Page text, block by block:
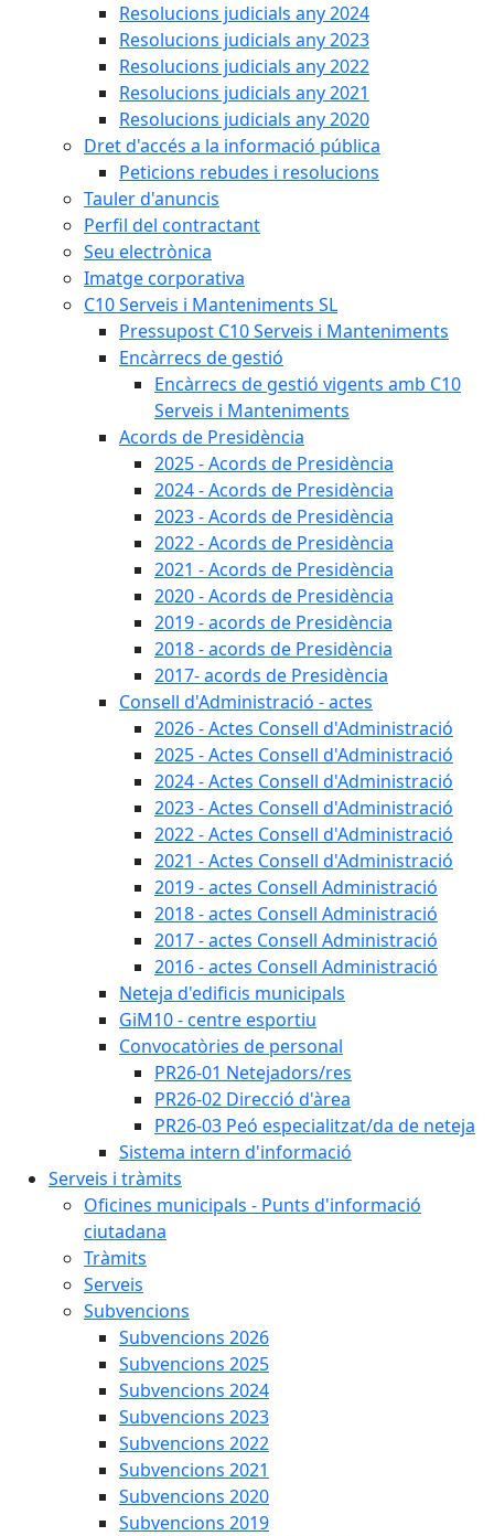
Resolucions judicials any 2024
Resolucions judicials any 2023
Resolucions judicials any 2022
Resolucions judicials any 2021
Resolucions judicials any 2020
Dret d'accés a la informació pública
Peticions rebudes i resolucions
Tauler d'anuncis
Perfil del contractant
Seu electrònica
Imatge corporativa
C10 Serveis i Manteniments SL
Pressupost C10 Serveis i Manteniments
Encàrrecs de gestió
Encàrrecs de gestió vigents amb C10
Serveis i Manteniments
Acords de Presidència
2025 - Acords de Presidència
2024 - Acords de Presidència
2023 - Acords de Presidència
2022 - Acords de Presidència
2021 - Acords de Presidència
2020 - Acords de Presidència
2019 - acords de Presidència
2018 - acords de Presidència
2017- acords de Presidència
Consell d'Administració - actes
2026 - Actes Consell d'Administració
2025 - Actes Consell d'Administració
2024 - Actes Consell d'Administració
2023 - Actes Consell d'Administració
2022 - Actes Consell d'Administració
2021 - Actes Consell d'Administració
2019 - actes Consell Administració
2018 - actes Consell Administració
2017 - actes Consell Administració
2016 - actes Consell Administració
Neteja d'edificis municipals
GiM10 - centre esportiu
Convocatòries de personal
PR26-01 Netejadors/res
PR26-02 Direcció d'àrea
PR26-03 Peó especialitzat/da de neteja
Sistema intern d'informació
Serveis i tràmits
Oficines municipals - Punts d'informació
ciutadana
Tràmits
Serveis
Subvencions
Subvencions 2026
Subvencions 2025
Subvencions 2024
Subvencions 2023
Subvencions 2022
Subvencions 2021
Subvencions 2020
Subvencions 2019